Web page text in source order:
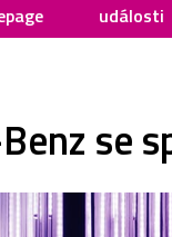
události
se